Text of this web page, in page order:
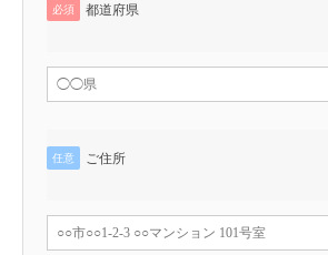
必須 都道府県
任意 ご住所